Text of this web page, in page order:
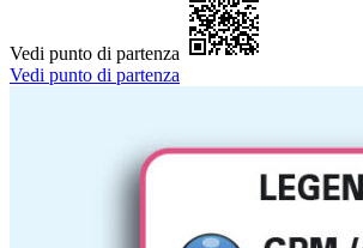
Vedi punto di partenza
Vedi punto di partenza